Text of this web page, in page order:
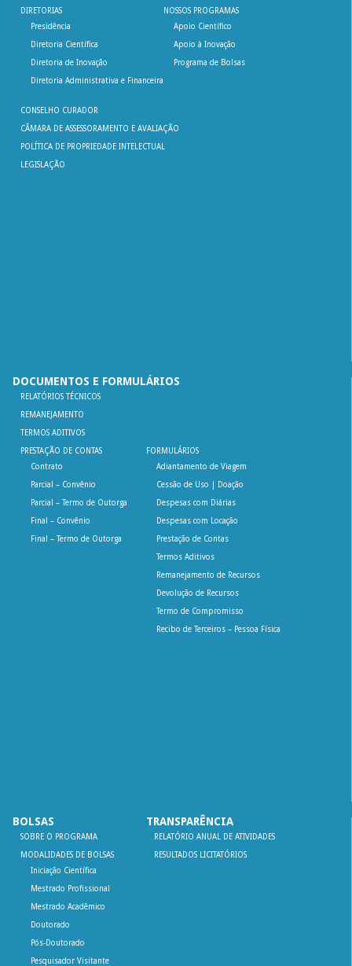
DIRETORIAS
Presidência
Diretoria Científica
Diretoria de Inovação
Diretoria Administrativa e Financeira
NOSSOS PROGRAMAS
Apoio Científico
Apoio à Inovação
Programa de Bolsas
CONSELHO CURADOR
CÂMARA DE ASSESSORAMENTO E AVALIAÇÃO
POLÍTICA DE PROPRIEDADE INTELECTUAL
LEGISLAÇÃO
DOCUMENTOS E FORMULÁRIOS
RELATÓRIOS TÉCNICOS
REMANEJAMENTO
TERMOS ADITIVOS
PRESTAÇÃO DE CONTAS
Contrato
Parcial – Convênio
Parcial – Termo de Outorga
Final – Convênio
Final – Termo de Outorga
FORMULÁRIOS
Adiantamento de Viagem
Cessão de Uso | Doação
Despesas com Diárias
Despesas com Locação
Prestação de Contas
Termos Aditivos
Remanejamento de Recursos
Devolução de Recursos
Termo de Compromisso
Recibo de Terceiros – Pessoa Física
BOLSAS
SOBRE O PROGRAMA
MODALIDADES DE BOLSAS
Iniciação Científica
Mestrado Profissional
Mestrado Acadêmico
Doutorado
Pós-Doutorado
Pesquisador Visitante
TRANSPARÊNCIA
RELATÓRIO ANUAL DE ATIVIDADES
RESULTADOS LICITATÓRIOS